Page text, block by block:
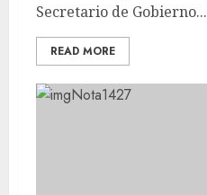
Secretario de Gobierno...
READ MORE